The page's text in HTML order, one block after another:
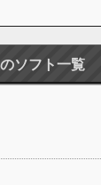
ソフト一覧